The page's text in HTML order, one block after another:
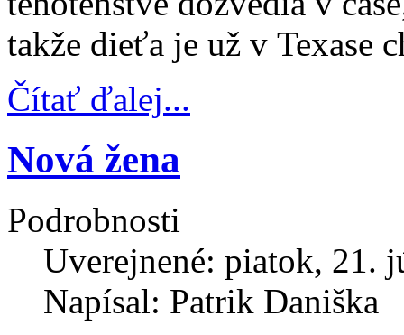
takže dieťa je už v Texase
Čítať ďalej...
Nová žena
Podrobnosti
Uverejnené: piatok, 21.
Napísal: Patrik Daniška